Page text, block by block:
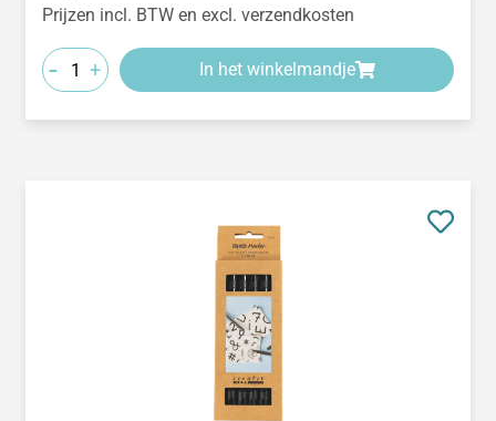
Prijzen incl. BTW en excl. verzendkosten
- + In het winkelmandje